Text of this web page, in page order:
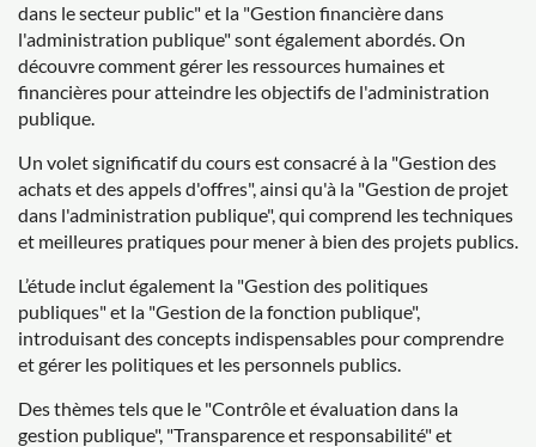
dans le secteur public" et la "Gestion financière dans
l'administration publique" sont également abordés. On
découvre comment gérer les ressources humaines et
financières pour atteindre les objectifs de l'administration
publique.
Un volet significatif du cours est consacré à la "Gestion des
achats et des appels d'offres", ainsi qu'à la "Gestion de projet
dans l'administration publique", qui comprend les techniques
et meilleures pratiques pour mener à bien des projets publics.
L’étude inclut également la "Gestion des politiques
publiques" et la "Gestion de la fonction publique",
introduisant des concepts indispensables pour comprendre
et gérer les politiques et les personnels publics.
Des thèmes tels que le "Contrôle et évaluation dans la
gestion publique", "Transparence et responsabilité" et